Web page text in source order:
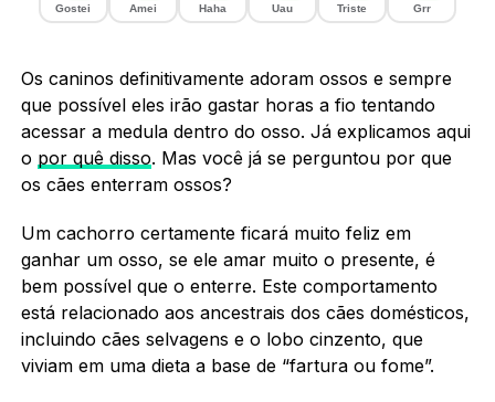
Gostei Amei Haha Uau Triste Grr
Os caninos definitivamente adoram ossos e sempre
que possível eles irão gastar horas a fio tentando
acessar a medula dentro do osso. Já explicamos aqui
o por quê disso. Mas você já se perguntou por que
os cães enterram ossos?
Um cachorro certamente ficará muito feliz em
ganhar um osso, se ele amar muito o presente, é
bem possível que o enterre. Este comportamento
está relacionado aos ancestrais dos cães domésticos,
incluindo cães selvagens e o lobo cinzento, que
viviam em uma dieta a base de “fartura ou fome”.